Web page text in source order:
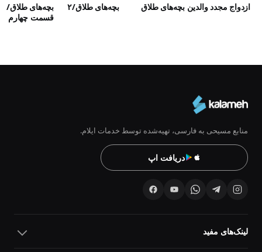
ازدواج مجدد والدین بچه‌های طلاق بچه‌های طلاق/۲
بچه‌‌های طلاق/
قسمت چهارم
منابع مسیحی به فارسی، تهیه‌شده توسط خدمات ایلام.
دریافت اپ
لینک‌های مفید